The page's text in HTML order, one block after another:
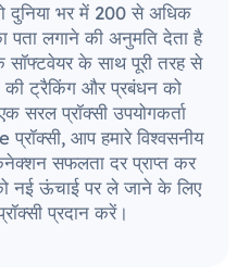
दुनिया भर में 200 से अधिक
पता लगाने की अनुमति देता है
के साथ पूरी तरह से
ट्रैकिंग और प्रबंधन को
सरल प्रॉक्सी उपयोगकर्ता
आप हमारे विश्वसनीय
सफलता दर प्राप्त कर
नई ऊंचाई पर ले जाने के लिए
प्रदान करें।